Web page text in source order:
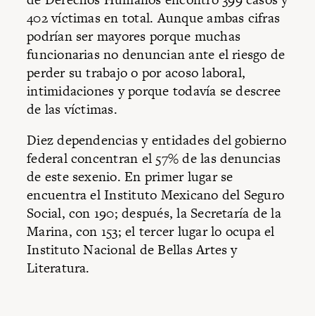
402 víctimas en total. Aunque ambas cifras
podrían ser mayores porque muchas
funcionarias no denuncian ante el riesgo de
perder su trabajo o por acoso laboral,
intimidaciones y porque todavía se descree
de las víctimas.
Diez dependencias y entidades del gobierno
federal concentran el 57% de las denuncias
de este sexenio. En primer lugar se
encuentra el Instituto Mexicano del Seguro
Social, con 190; después, la Secretaría de la
Marina, con 153; el tercer lugar lo ocupa el
Instituto Nacional de Bellas Artes y
Literatura.